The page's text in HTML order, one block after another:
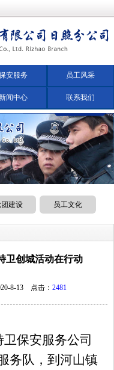
安服务 员工风采
闻中心 联系我们
建设 员工文化
卫创城活动在行动
8-13 点击： 2481
保安服务公司
务队，到河山镇